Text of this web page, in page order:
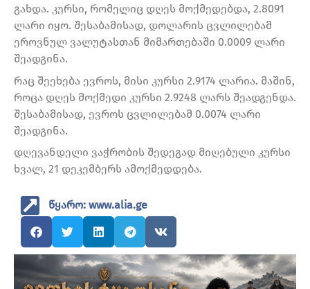
გახდა. კურსი, რომელიც დღეს მოქმედებდა, 2.8091
ლარი იყო. შესაბამისად, დოლარის ცვლილებამ
ეროვნულ ვალუტასთან მიმართებაში 0.0009 ლარი
შეადგინა.
რაც შეეხება ევროს, მისი კურსი 2.9174 ლარია. მაშინ,
როცა დღეს მოქმედი კურსი 2.9248 ლარს შეადგენდა.
შესაბამისად, ევროს ცვლილებამ 0.0074 ლარი
შეადგინა.
დღევანდელი ვაჭრობის შედეგად მიღებული კურსი
ხვალ, 21 დეკემბერს ამოქმედდება.
წყარო: www.alia.ge